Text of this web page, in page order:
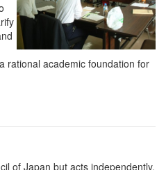
rational academic foundation for
of Japan but acts independently.